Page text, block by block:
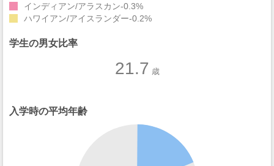
インディアン/アラスカン 0.3%
ハワイアン/アイスランダー 0.2%
学生の男女比率
21.7 歳
入学時の平均年齢